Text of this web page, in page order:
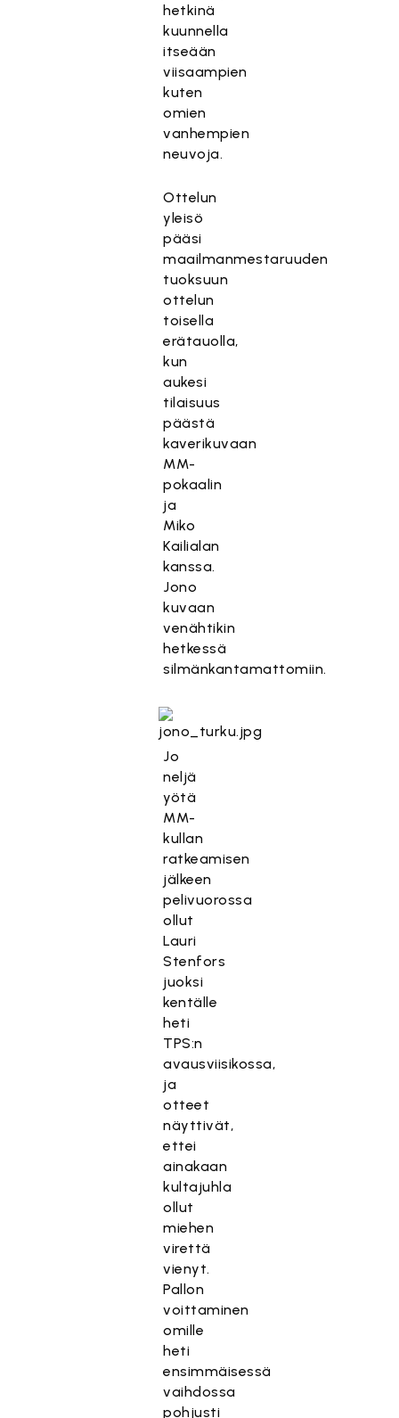
hetkinä
kuunnella
itseään
viisaampien
kuten
omien
vanhempien
neuvoja.
Ottelun
yleisö
pääsi
maailmanmestaruuden
tuoksuun
ottelun
toisella
erätauolla,
kun
aukesi
tilaisuus
päästä
kaverikuvaan
MM-
pokaalin
ja
Miko
Kailialan
kanssa.
Jono
kuvaan
venähtikin
hetkessä
silmänkantamattomiin.
Jo
neljä
yötä
MM-
kullan
ratkeamisen
jälkeen
pelivuorossa
ollut
Lauri
Stenfors
juoksi
kentälle
heti
TPS:n
avausviisikossa,
ja
otteet
näyttivät,
ettei
ainakaan
kultajuhla
ollut
miehen
virettä
vienyt.
Pallon
voittaminen
omille
heti
ensimmäisessä
vaihdossa
pohjusti